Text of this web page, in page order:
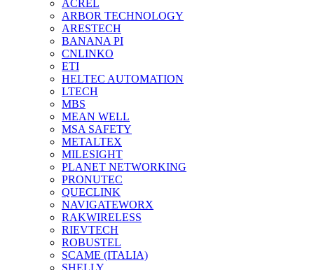
ACREL
ARBOR TECHNOLOGY
ARESTECH
BANANA PI
CNLINKO
ETI
HELTEC AUTOMATION
LTECH
MBS
MEAN WELL
MSA SAFETY
METALTEX
MILESIGHT
PLANET NETWORKING
PRONUTEC
QUECLINK
NAVIGATEWORX
RAKWIRELESS
RIEVTECH
ROBUSTEL
SCAME (ITALIA)
SHELLY